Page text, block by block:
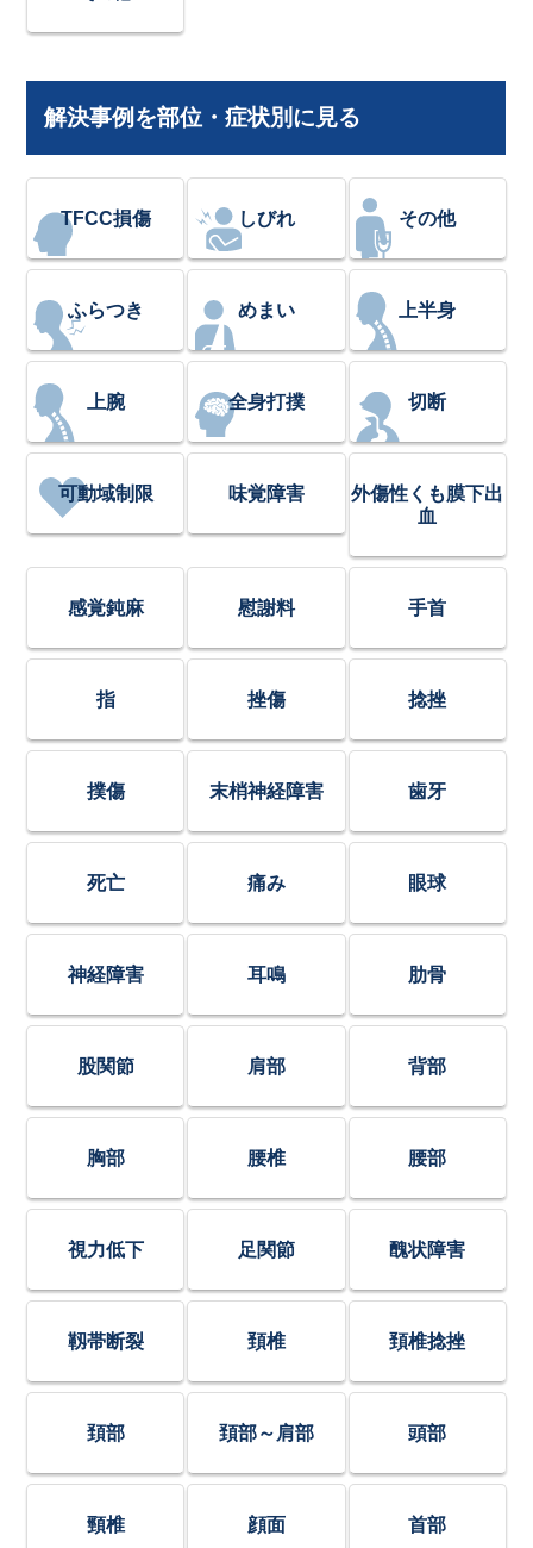
解決事例を部位・症状別に見る
TFCC損傷 しびれ その他
ふらつき めまい 上半身
上腕 全身打撲 切断
可動域制限 味覚障害
外傷性くも膜下出
血
感覚鈍麻 慰謝料 手首
指 挫傷 捻挫
撲傷 末梢神経障害 歯牙
死亡 痛み 眼球
神経障害 耳鳴 肋骨
股関節 肩部 背部
胸部 腰椎 腰部
視力低下 足関節 醜状障害
靱帯断裂 頚椎 頚椎捻挫
頚部 頚部～肩部 頭部
頸椎 顔面 首部